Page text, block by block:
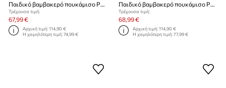
Παιδικό βαμβακερό πουκάμισο Polo Ralph Lauren
Τρέχουσα τιμή:
67,99 €
Αρχική τιμή:114,90 €
Η χαμηλότερη τιμή:74,99 €
Παιδικό βαμβακερό πουκάμισο Polo Ralph Lauren
Τρέχουσα τιμή:
68,99 €
Αρχική τιμή:114,90 €
Η χαμηλότερη τιμή:77,99 €